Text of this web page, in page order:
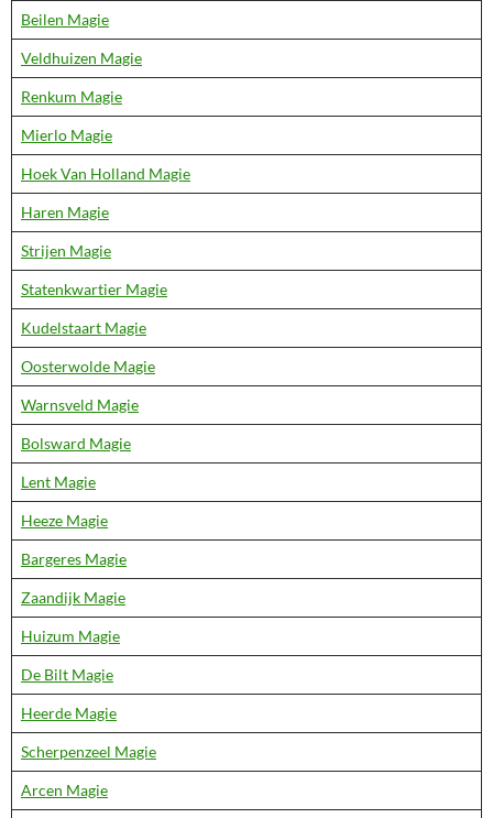
Beilen Magie
Veldhuizen Magie
Renkum Magie
Mierlo Magie
Hoek Van Holland Magie
Haren Magie
Strijen Magie
Statenkwartier Magie
Kudelstaart Magie
Oosterwolde Magie
Warnsveld Magie
Bolsward Magie
Lent Magie
Heeze Magie
Bargeres Magie
Zaandijk Magie
Huizum Magie
De Bilt Magie
Heerde Magie
Scherpenzeel Magie
Arcen Magie